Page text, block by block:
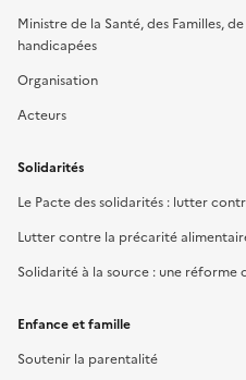
Ministre de la Santé, des Familles,
handicapées
Organisation
Acteurs
Solidarités
Le Pacte des solidarités : lutter
Lutter contre la précarité
Solidarité à la source : une réforme
Enfance et famille
Soutenir la parentalité